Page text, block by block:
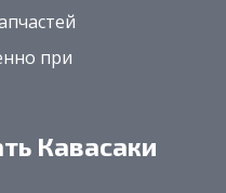
при
Кавасаки